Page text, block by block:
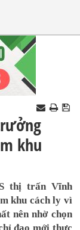
khu
thị trấn Vĩnh
khu cách ly vì
nên nhờ chọn